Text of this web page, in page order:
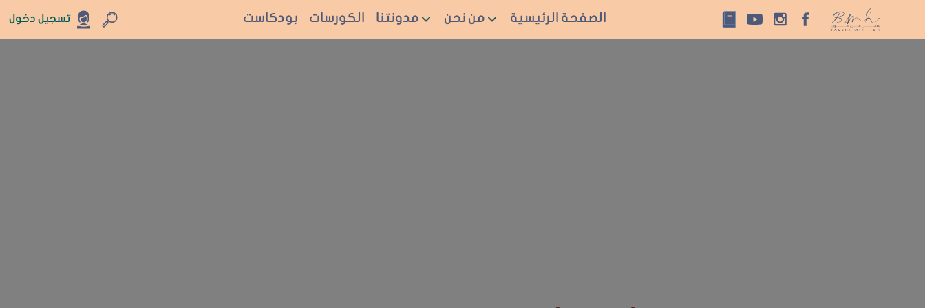
الصفحة الرئيسية من نحن مدونتنا الكورسات بودكاست تسجيل دخول